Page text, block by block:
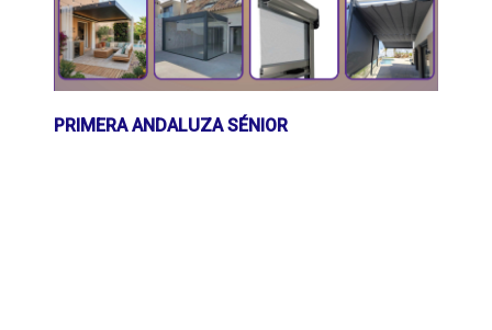
PRIMERA ANDALUZA SÉNIOR